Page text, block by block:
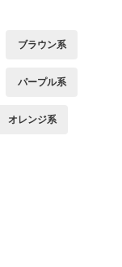
ブラウン系
パープル系
オレンジ系